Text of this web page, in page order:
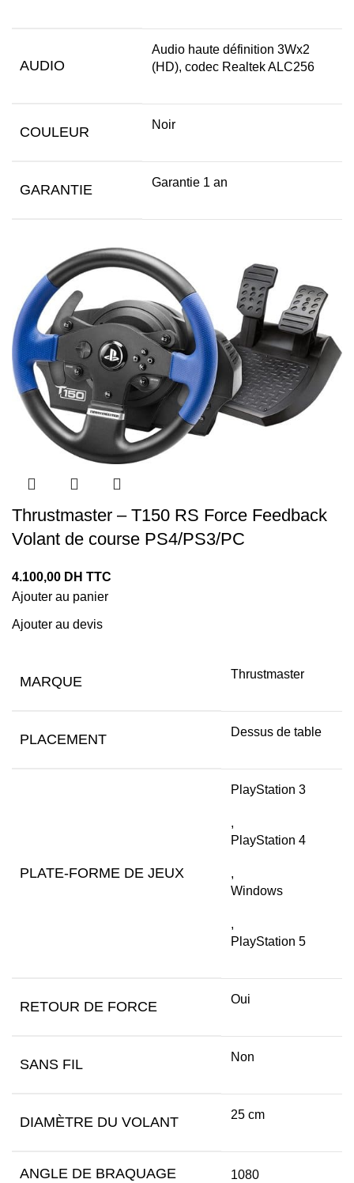
AUDIO
Audio haute définition 3Wx2
(HD), codec Realtek ALC256
COULEUR Noir
GARANTIE Garantie 1 an
Thrustmaster – T150 RS Force Feedback
Volant de course PS4/PS3/PC
4.100,00 DH TTC
Ajouter au panier
Ajouter au devis
MARQUE Thrustmaster
PLACEMENT Dessus de table
PLATE-FORME DE JEUX
PlayStation 3
,
PlayStation 4
,
Windows
,
PlayStation 5
RETOUR DE FORCE Oui
SANS FIL Non
DIAMÈTRE DU VOLANT 25 cm
ANGLE DE BRAQUAGE
1080